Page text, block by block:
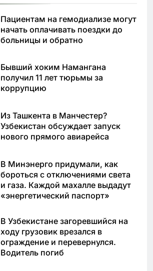
Пациентам на гемодиализе могут
начать оплачивать поездки до
больницы и обратно
Бывший хоким Намангана
получил 11 лет тюрьмы за
коррупцию
Из Ташкента в Манчестер?
Узбекистан обсуждает запуск
нового прямого авиарейса
В Минэнерго придумали, как
бороться с отключениями света
и газа. Каждой махалле выдадут
«энергетический паспорт»
В Узбекистане загоревшийся на
ходу грузовик врезался в
ограждение и перевернулся.
Водитель погиб